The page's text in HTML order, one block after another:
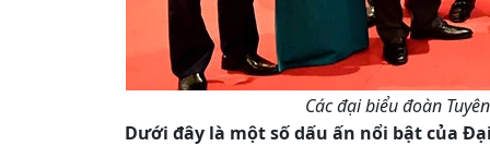
Các đại biểu đoàn
Dưới đây là một số dấu ấn nổi bật của